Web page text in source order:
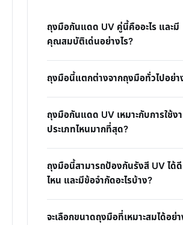
ถุงมือกันแดด UV คู่นี้คืออะไร และมี
คุณสมบัติเด่นอย่างไร?
ถุงมือนี้แตกต่างจากถุงมือทั่วไปอย่า
ถุงมือกันแดด UV เหมาะกับการใช้ง
ประเภทไหนมากที่สุด?
ถุงมือนี้สามารถป้องกันรังสี UV ได้
ไหน และมีข้อจำกัดอะไรบ้าง?
จะเลือกขนาดถุงมือที่เหมาะสมได้อย่า